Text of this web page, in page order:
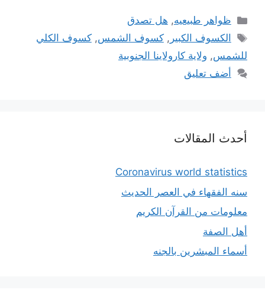
التصنيفات
ظواهر طبيعيه, هل تصدق
الوسوم
الكسوف الكبير ,كسوف الشمس,كسوف الكلي
للشمس, ولاية كارولاينا الجنوبية
أضف تعليق
أحدث المقالات
Coronavirus world statistics
سنه الفقهاء في العصر الحديث
معلومات من القرآن الكريم
أهل الصفة
أسماء المبشرين بالجنه